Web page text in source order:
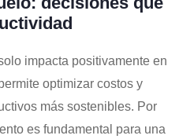
impacta positivamente en
optimizar costos y
más sostenibles. Por
es fundamental para una